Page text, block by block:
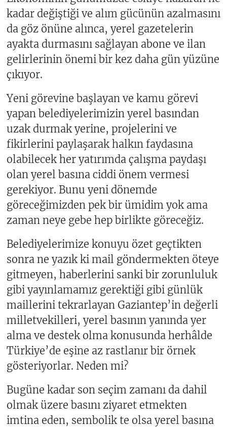
kadar değiştiği ve alım gücünün azalmasını
da göz önüne alınca, yerel gazetelerin
ayakta durmasını sağlayan abone ve ilan
gelirlerinin önemi bir kez daha gün yüzüne
çıkıyor.
Yeni görevine başlayan ve kamu görevi
yapan belediyelerimizin yerel basından
uzak durmak yerine, projelerini ve
fikirlerini paylaşarak halkın faydasına
olabilecek her yatırımda çalışma paydaşı
olan yerel basına ciddi önem vermesi
gerekiyor. Bunu yeni dönemde
göreceğimizden pek bir ümidim yok ama
zaman neye gebe hep birlikte göreceğiz.
Belediyelerimize konuyu özet geçtikten
sonra ne yazık ki mail göndermekten öteye
gitmeyen, haberlerini sanki bir zorunluluk
gibi yayınlamamız gerektiği gibi günlük
maillerini tekrarlayan Gaziantep’in değerli
milletvekilleri, yerel basının yanında yer
alma ve destek olma konusunda herhâlde
Türkiye’de eşine az rastlanır bir örnek
gösteriyorlar. Neden mi?
Bugüne kadar son seçim zamanı da dahil
olmak üzere basını ziyaret etmekten
imtina eden, sembolik te olsa yerel basına